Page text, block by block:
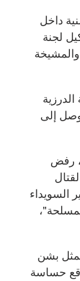
داخل
لجنة
إلى
رفض
بشن
حساسة